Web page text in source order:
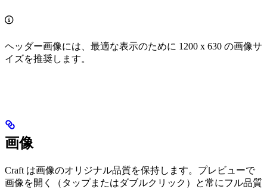
ヘッダー画像には、最適な表示のために 1200 x 630 の画像サ
イズを推奨します。
画像
Craft は画像のオリジナル品質を保持します。プレビューで
画像を開く（タップまたはダブルクリック）と常にフル品質